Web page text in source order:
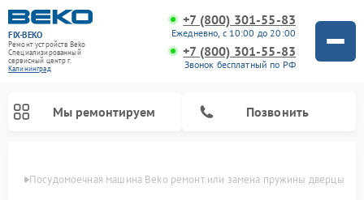
FIX-BEKO
Ремонт устройств Beko
Специализированный
cервисный центр г.
Калининград
+7 (800) 301-55-83
Ежедневно, с 10:00 до 20:00
+7 (800) 301-55-83
Звонок бесплатный по РФ
Мы ремонтируем Позвонить
Посудомоечная машина Beko ремонт или замена пружины дверцы